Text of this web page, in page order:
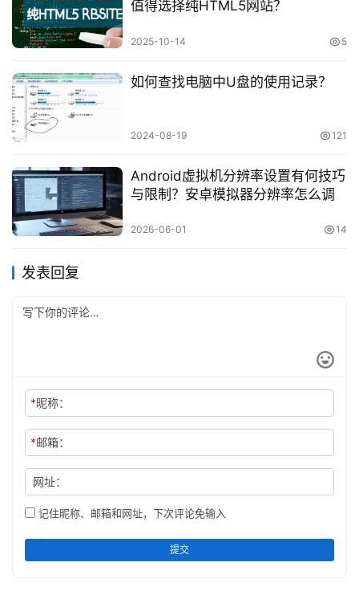
值得选择纯HTML5网站？
2025-10-14 5
如何查找电脑中U盘的使用记录？
2024-08-19 121
Android虚拟机分辨率设置有何技巧
与限制？安卓模拟器分辨率怎么调
2026-06-01 14
发表回复
*昵称：
*邮箱：
网址：
记住昵称、邮箱和网址，下次评论免输入
提交